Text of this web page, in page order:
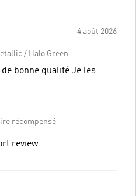
4 août 2026
/ Halo Green
qualité Je les
récompensé
review